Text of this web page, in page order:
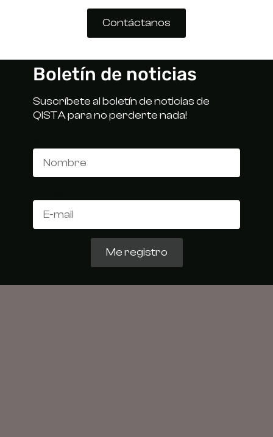
Contáctanos
Boletín de noticias
Suscríbete al boletín de noticias de
QISTA para no perderte nada!
Me registro